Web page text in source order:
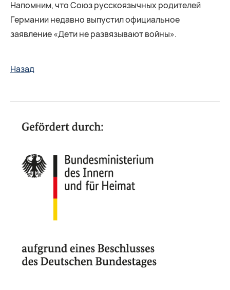
Напомним, что Союз русскоязычных родителей
Германии недавно выпустил официальное
заявление «Дети не развязывают войны».
Назад